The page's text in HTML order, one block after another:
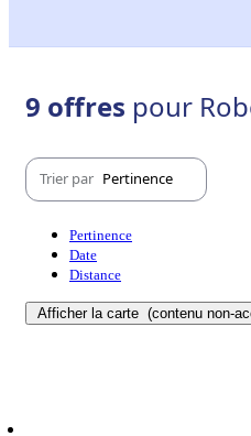
9 offres pour
Trier par Pertinence
Pertinence
Date
Distance
Afficher la carte (contenu non-